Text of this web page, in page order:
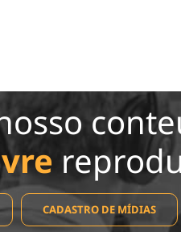
CADASTRO DE MÍDIAS